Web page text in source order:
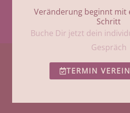
Veränderung beginnt mit
Schritt
Buche Dir jetzt dein
Gespräch
TERMIN